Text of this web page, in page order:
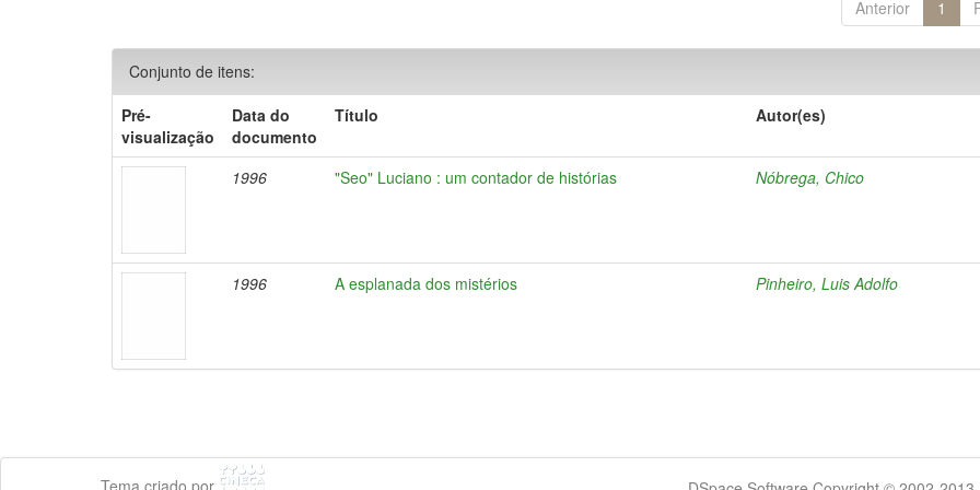
Anterior 1
Conjunto de itens:
Pré-
visualização
Data do
documento
Título Autor(es)
1996 "Seo" Luciano : um contador de histórias Nóbrega, Chico
1996 A esplanada dos mistérios Pinheiro, Luis Adolfo